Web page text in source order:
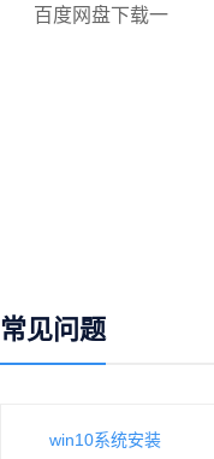
百度网盘下载一
常见问题
win10系统安装